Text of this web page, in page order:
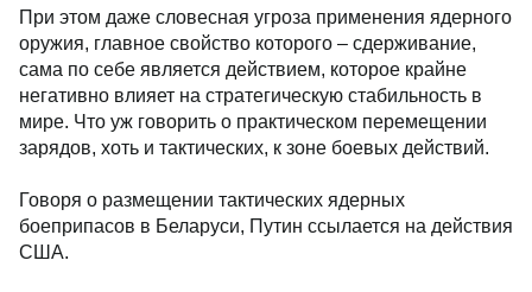
При этом даже словесная угроза применения ядерного
оружия, главное свойство которого – сдерживание,
сама по себе является действием, которое крайне
негативно влияет на стратегическую стабильность в
мире. Что уж говорить о практическом перемещении
зарядов, хоть и тактических, к зоне боевых действий.
Говоря о размещении тактических ядерных
боеприпасов в Беларуси, Путин ссылается на действия
США.